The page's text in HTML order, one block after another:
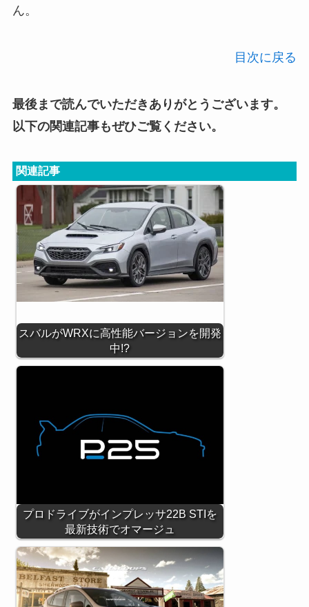
ん。
目次に戻る
最後まで読んでいただきありがとうございます。
以下の関連記事もぜひご覧ください。
関連記事
スバルがWRXに高性能バージョンを開発
中!?
プロドライブがインプレッサ22B STIを
最新技術でオマージュ